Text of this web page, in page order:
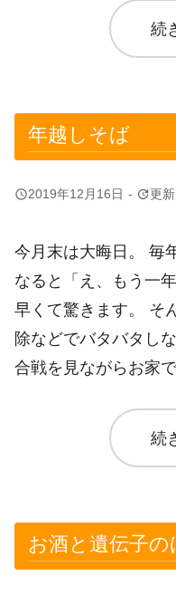
続
年越しそば
query_builder2019年12月16日 - update更
今月末は大晦日。 毎
なると「え、もう一
早くて驚きます。 そ
除などでバタバタし
合戦を見ながらお家
続
お酒と遺伝子の